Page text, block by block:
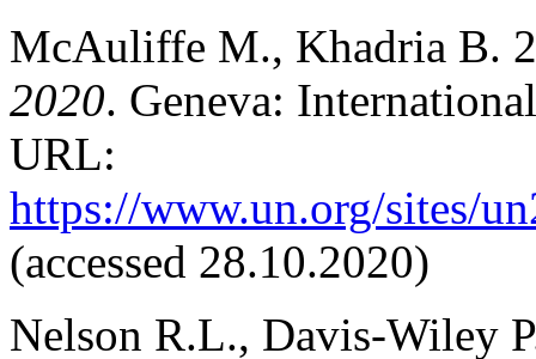
McAuliffe M., Khadria B.
2020. Geneva:
URL:
https://www.un.org/sites/
(accessed 28.10.2020)
Nelson R.L., Davis-Wiley